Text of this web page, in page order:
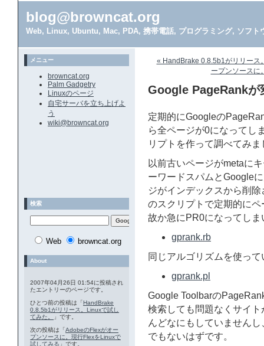
blog@browncat.org
Web, Linux, Ubuntu, Mac, PDA, 携帯電話, プログラミング, ソフト
« HandBrake 0.8.5b1がリリース
ープンソースに
Google PageRankが
定期的にGoogleの
ら全ページが0になってし
リプトを作って調べてみま
以前古いページがmetaに
ーワードスパムとGoogle
ジがインデックスから削
のスクリプトで定期的に
故か急にPR0になってしま
gprank.rb
同じアルゴリズムを使っ
gprank.pl
Google Toolbarの
検索しても問題なくサイ
んどなにもしていません
でもないはずです。
メニュー
browncat.org
Palm Gadgetry
Linuxのページ
自宅サーバを立ち上げよ
う
wiki@browncat.org
検索
Web browncat.org
About
2007年04月26日 01:54に投稿され
たエントリーのページです。
ひとつ前の投稿は「HandBrake
0.8.5b1がリリース。Linuxで試し
てみた。
」です。
次の投稿は「AdobeのFlexがオー
プンソースに。現行FlexをLinuxで
試してみる 」です。